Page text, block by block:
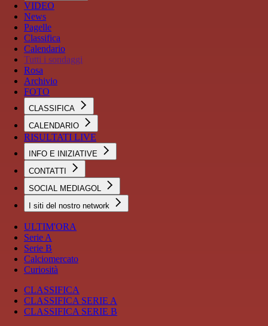
VIDEO
News
Pagelle
Classifica
Calendario
Tutti i sondaggi
Rosa
Archivio
FOTO
CLASSIFICA
CALENDARIO
RISULTATI LIVE
INFO E INIZIATIVE
CONTATTI
SOCIAL MEDIAGOL
I siti del nostro network
ULTIM'ORA
Serie A
Serie B
Calciomercato
Curiosità
CLASSIFICA
CLASSIFICA SERIE A
CLASSIFICA SERIE B